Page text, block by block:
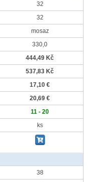
32
32
mosaz
330,0
444,49 Kč
537,83 Kč
17,10 €
20,69 €
11 - 20
ks
38